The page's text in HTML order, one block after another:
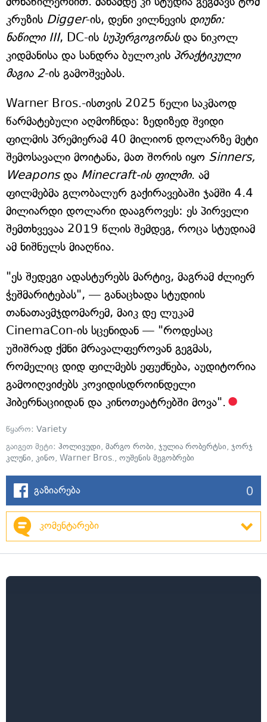
კრუზის Digger-ის, დენი ვილნევის დიუნი:
ნაწილი III, DC-ის სუპერგოგონასდა ნიკოლ
კიდმანისა და სანდრა ბულოკის პრაქტიკული
მაგია 2-ის გამოშვებას.
Warner Bros.-ისთვის 2025 წელი საკმაოდ
წარმატებული აღმოჩნდა: ზედიზედ შვიდი
ფილმის პრემიერამ 40 მილიონ დოლარზე მეტი
შემოსავალი მოიტანა, მათ შორის იყო Sinners,
Weaponsდა Minecraft-ის ფილმი. ამ
ფილმებმა გლობალურ გაქირავებაში ჯამში 4.4
მილიარდი დოლარი დააგროვეს: ეს პირველი
შემთხვევაა 2019 წლის შემდეგ, როცა სტუდიამ
ამ ნიშნულს მიაღწია.
"ეს შედეგი ადასტურებს მარტივ, მაგრამ ძლიერ
ჭეშმარიტებას", — განაცხადა სტუდიის
თანათავმჯდომარემ, მაიკ დე ლუკამ
CinemaCon-ის სცენიდან — "როდესაც
უშიშრად ქმნი მრავალფეროვან გეგმას,
რომელიც დიდ ფილმებს ეფუძნება, აუდიტორია
გამოიღვიძებს კოვიდისდროინდელი
ჰიბერნაციიდან და კინოთეატრებში მოვა".
წყარო: Variety
გაიგეთ მეტი: ჰოლივუდი, მარგო რობი, ჯულია რობერტსი, ჯორჯ
კლუნი, კინო, Warner Bros., ოუშენის მეგობრები
გაზიარება 0
კომენტარები